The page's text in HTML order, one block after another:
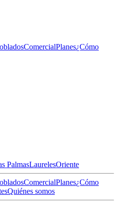
ComercialPlanes¿Cómo
PalmasLaurelesOriente
ComercialPlanes¿Cómo
Quiénes somos